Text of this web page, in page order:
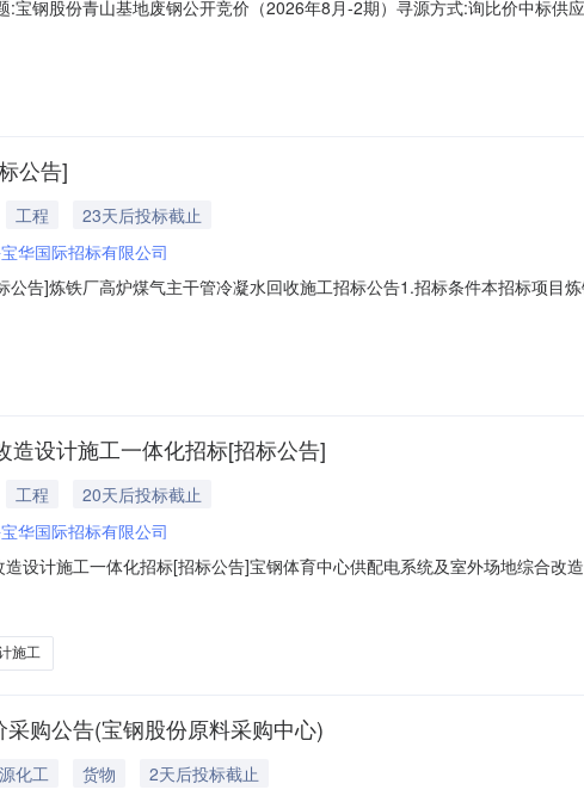
宝钢股份青山基地废钢公开竞价（2026年8月-2期）寻源方式:询比价中标供
公告]
工程
23天后投标截止
宝华国际招标有限公司
告]炼铁厂高炉煤气主干管冷凝水回收施工招标公告1.招标条件本招标项目
宝山基地厂区内。2.3建设规模：人民币约486万元（不含税）。2.4计划工期
造设计施工一体化招标[招标公告]
工程
20天后投标截止
宝华国际招标有限公司
设计施工一体化招标[招标公告]宝钢体育中心供配电系统及室外场地综合改
宝钢体育中心供配电系统及室外场地综合改造设计施工一体化招标。2.2建
施工
购公告(宝钢股份原料采购中心)
化工 货物
2天后投标截止